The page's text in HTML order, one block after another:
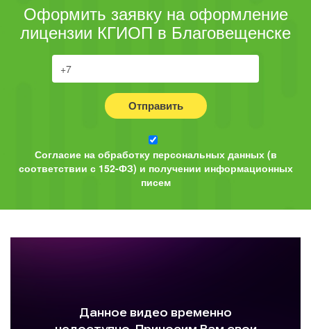
Оформить заявку на оформление
лицензии КГИОП в Благовещенске
Отправить
Согласие на обработку персональных данных (в
соответствии с 152-ФЗ) и получении информационных
писем